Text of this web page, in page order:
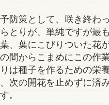
防策として、咲き終わ
とりが、単純ですが最
、葉にこびりついた花
間からこまめにこの作
は種子を作るための栄
次の開花を止めずに済
。